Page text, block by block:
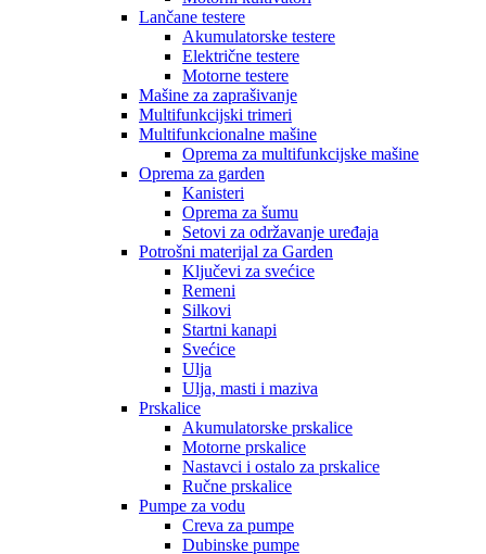
Lančane testere
Akumulatorske testere
Električne testere
Motorne testere
Mašine za zaprašivanje
Multifunkcijski trimeri
Multifunkcionalne mašine
Oprema za multifunkcijske mašine
Oprema za garden
Kanisteri
Oprema za šumu
Setovi za održavanje uređaja
Potrošni materijal za Garden
Ključevi za svećice
Remeni
Silkovi
Startni kanapi
Svećice
Ulja
Ulja, masti i maziva
Prskalice
Akumulatorske prskalice
Motorne prskalice
Nastavci i ostalo za prskalice
Ručne prskalice
Pumpe za vodu
Creva za pumpe
Dubinske pumpe